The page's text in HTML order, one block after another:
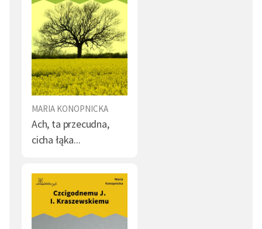
MARIA KONOPNICKA
Ach, ta przecudna,
cicha łąka...